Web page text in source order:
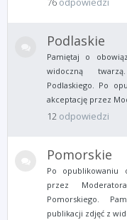
Podlaskie
Pamiętaj o
widoczną
Podlaskiego. Po
akceptację przez
12 odpowiedzi
Pomorskie
Po opublikowaniu
przez
Pomorskiego.
publikacji zdjęć z